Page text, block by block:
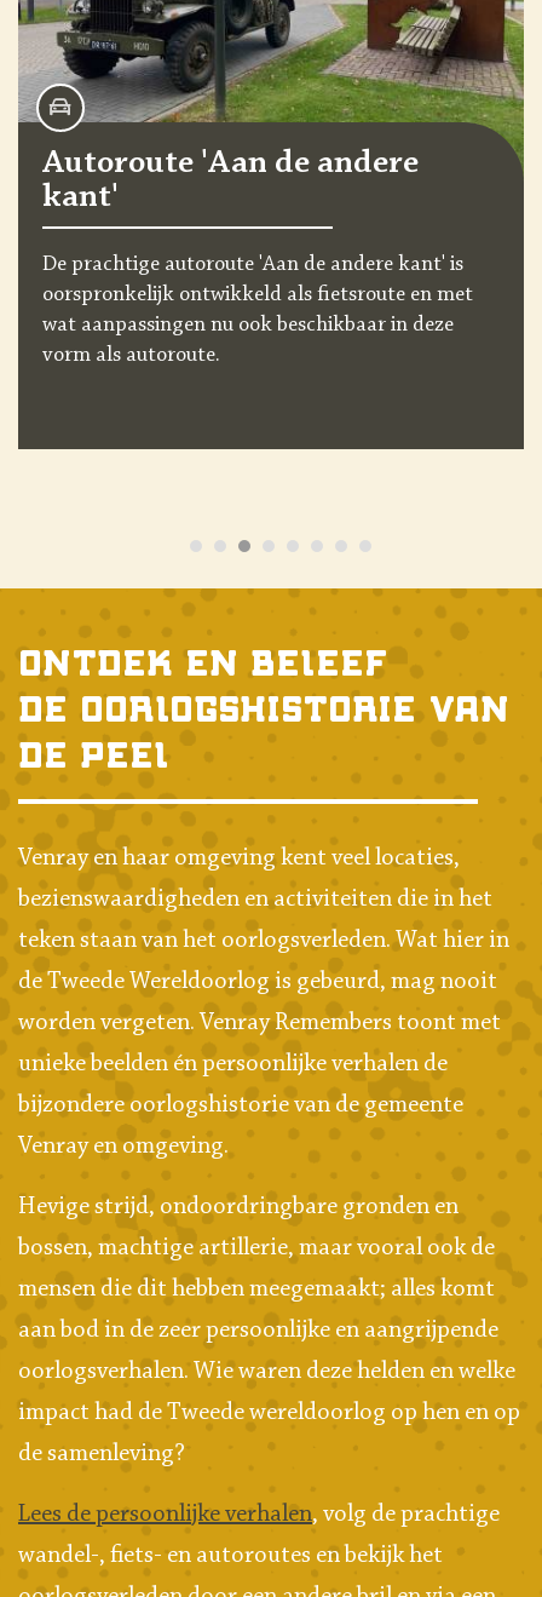
Wandeling Kasteelpark
Blitterswijck: Waar is het
kasteel gebleven?
Loop met Barones Arnoldina Margaretha Mackay
over de kasteellaan van Kasteelpark Blitterswijck
en vind het antwoord op deze vraag.
Ontdek en beleef
de oorlogshistorie van
de peel
Venray en haar omgeving kent veel locaties,
bezienswaardigheden en activiteiten die in het
teken staan van het oorlogsverleden. Wat hier in
de Tweede Wereldoorlog is gebeurd, mag nooit
worden vergeten. Venray Remembers toont met
unieke beelden én persoonlijke verhalen de
bijzondere oorlogshistorie van de gemeente
Venray en omgeving.
Hevige strijd, ondoordringbare gronden en
bossen, machtige artillerie, maar vooral ook de
mensen die dit hebben meegemaakt; alles komt
aan bod in de zeer persoonlijke en aangrijpende
oorlogsverhalen. Wie waren deze helden en welke
impact had de Tweede wereldoorlog op hen en op
de samenleving?
Lees de persoonlijke verhalen, volg de prachtige
wandel-, fiets- en autoroutes en bekijk het